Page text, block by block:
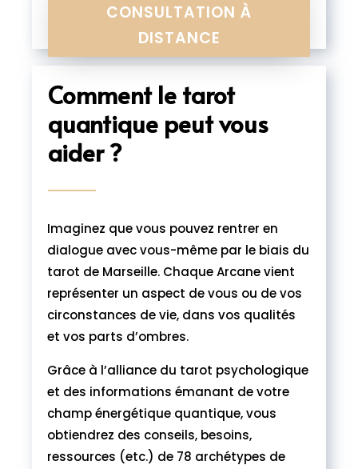
CONSULTATION À
DISTANCE
Comment le tarot
quantique peut vous
aider ?
Imaginez que vous pouvez rentrer en
dialogue avec vous-même par le biais du
tarot de Marseille. Chaque Arcane vient
représenter un aspect de vous ou de vos
circonstances de vie, dans vos qualités
et vos parts d’ombres.
Grâce à l’alliance du tarot psychologique
et des informations émanant de votre
champ énergétique quantique, vous
obtiendrez des conseils, besoins,
ressources (etc.) de 78 archétypes de